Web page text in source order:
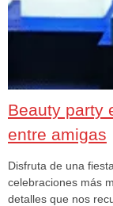
Beauty party
entre amigas
Disfruta de una
celebraciones más
detalles que nos